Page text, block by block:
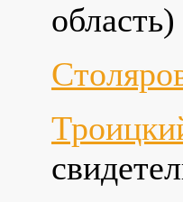
область)